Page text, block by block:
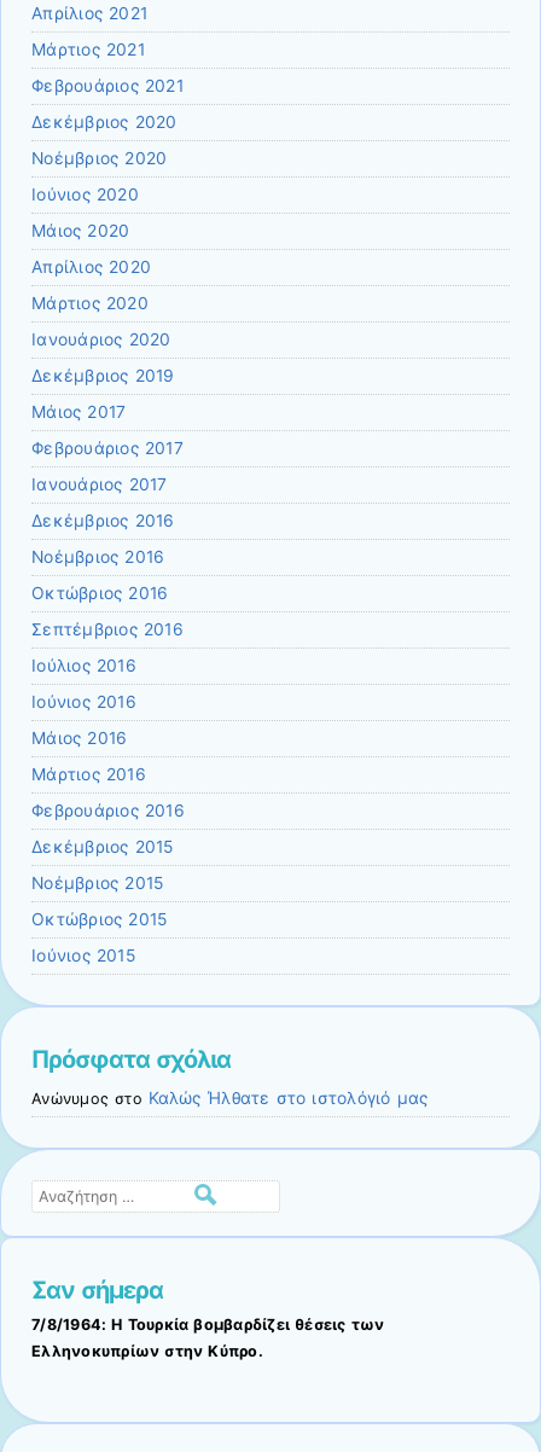
Απρίλιος 2021
Μάρτιος 2021
Φεβρουάριος 2021
Δεκέμβριος 2020
Νοέμβριος 2020
Ιούνιος 2020
Μάιος 2020
Απρίλιος 2020
Μάρτιος 2020
Ιανουάριος 2020
Δεκέμβριος 2019
Μάιος 2017
Φεβρουάριος 2017
Ιανουάριος 2017
Δεκέμβριος 2016
Νοέμβριος 2016
Οκτώβριος 2016
Σεπτέμβριος 2016
Ιούλιος 2016
Ιούνιος 2016
Μάιος 2016
Μάρτιος 2016
Φεβρουάριος 2016
Δεκέμβριος 2015
Νοέμβριος 2015
Οκτώβριος 2015
Ιούνιος 2015
Πρόσφατα σχόλια
Ανώνυμος στο Καλώς Ήλθατε στο ιστολόγιό μας
Αναζήτηση
Σαν σήμερα
7/8/1964: Η Τουρκία βομβαρδίζει θέσεις των
Ελληνοκυπρίων στην Κύπρο.